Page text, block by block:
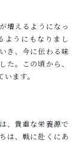
増えるようになっ
ようにもなりまし
き、今に伝わる味
た。この頃から、
ます。
、貴重な栄養源で
は、戦に赴くにあ